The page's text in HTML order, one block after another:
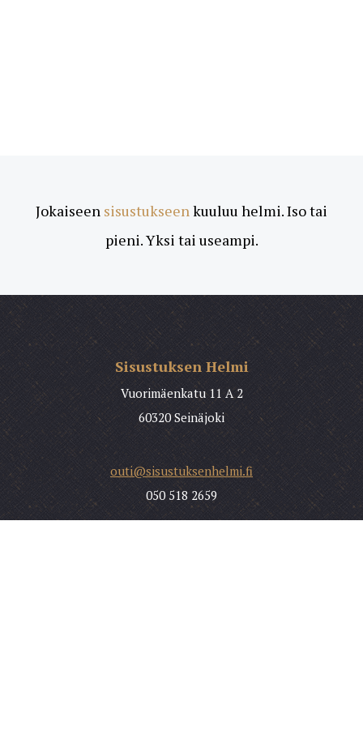
Jokaiseen sisustukseenkuuluu helmi. Iso tai
pieni. Yksi tai useampi.
Sisustuksen Helmi
Vuorimäenkatu 11 A 2
60320 Seinäjoki
outi@sisustuksenhelmi.fi
050 518 2659